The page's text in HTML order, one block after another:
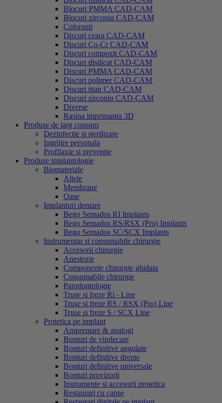
Blocuri PMMA CAD-CAM
Blocuri zirconiu CAD-CAM
Coloranti
Discuri ceara CAD-CAM
Discuri Co-Cr CAD-CAM
Discuri compozit CAD-CAM
Discuri disilicat CAD-CAM
Discuri PMMA CAD-CAM
Discuri polimer CAD-CAM
Discuri titan CAD-CAM
Discuri zirconiu CAD-CAM
Diverse
Rasina imprimanta 3D
Produse de larg consum
Dezinfectie si sterilizare
Ingrijire personala
Profilaxie si preventie
Produse implantologie
Biomateriale
Altele
Membrane
Oase
Implanturi dentare
Bego Semados RI Implants
Bego Semados RS/RSX (Pro) Implants
Bego Semados SC/SCX Implants
Instrumentar si consumabile chirurgie
Accesorii chirurgie
Anestezie
Componente chirurgie ghidata
Consumabile chirurgie
Parodontologie
Truse si freze Ri - Line
Truse si freze RS / RSX (Pro) Line
Truse si freze S / SCX Line
Protetica pe implant
Amprentare & analogi
Bonturi de vindecare
Bonturi definitive angulate
Bonturi definitive drepte
Bonturi definitive universale
Bonturi provizorii
Instrumente si accesorii protetica
Restaurari cu capse